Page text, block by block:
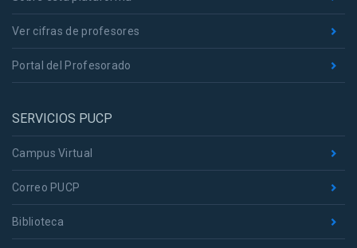
Ver cifras de profesores
Portal del Profesorado
SERVICIOS PUCP
Campus Virtual
Correo PUCP
Biblioteca